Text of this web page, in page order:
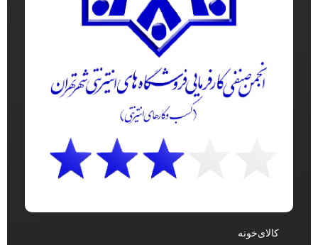
کالای‌خونه